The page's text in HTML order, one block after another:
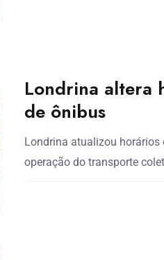
Londrina altera
de ônibus
Londrina atualizou horários
operação do transporte